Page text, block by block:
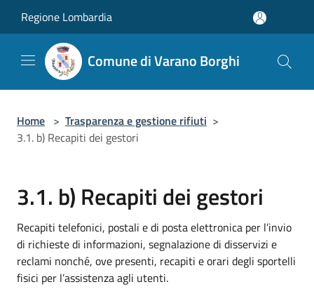
Regione Lombardia
Comune di Varano Borghi
Home > Trasparenza e gestione rifiuti >
3.1. b) Recapiti dei gestori
3.1. b) Recapiti dei gestori
Recapiti telefonici, postali e di posta elettronica per l’invio
di richieste di informazioni, segnalazione di disservizi e
reclami nonché, ove presenti, recapiti e orari degli sportelli
fisici per l’assistenza agli utenti.